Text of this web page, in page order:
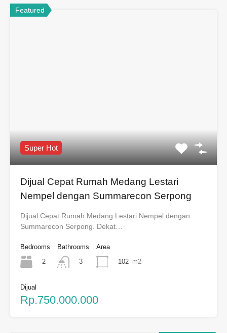
Featured
Super Hot
Dijual Cepat Rumah Medang Lestari
Nempel dengan Summarecon Serpong
Dijual Cepat Rumah Medang Lestari Nempel dengan
Summarecon Serpong. Dekat…
Bedrooms
2
Bathrooms
3
Area
102 m2
Dijual
Rp.750.000.000